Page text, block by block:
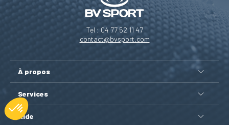
Tel : 04 77 52 11 47
contact@bvsport.com
À propos
Services
Aide